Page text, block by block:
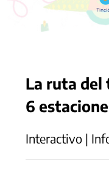
La ruta del
6
Interactivo |